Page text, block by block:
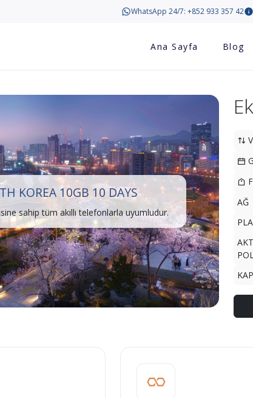
WhatsApp 24/7: +852 933 357 42
Ana Sayfa Blog
KOREA 10GB 10 DAYS
sahip tüm akıllı telefonlarla uyumludur.
AĞ